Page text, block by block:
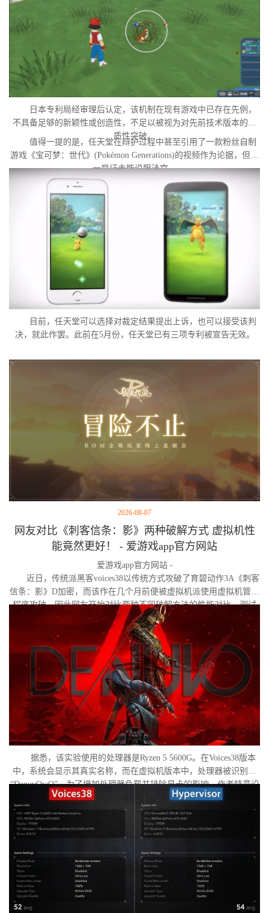
日本专利局经审理后认定，该机制在现有游戏中已存在先例，
不具备足够的新颖性或创造性，不足以被视为对先前技术版本的实
质性突破。
值得一提的是，任天堂在辩护过程中甚至引用了一款粉丝自制
游戏《宝可梦：世代》(Pokémon Generations)的视频作为论据，但这
一举证未能说服法官。
目前，任天堂可以选择对裁定结果提出上诉，也可以接受该判
决，就此作罢。此前在5月份，任天堂已有三项专利被宣告无效。
2026-08-07
网友对比《刺客信条：影》两种破解方式 虚拟机性
能竟然更好！ - 爱游戏app官方网站
爱游戏app官方网站 -
近日，传统派黑客voices38以传统方式攻破了育碧动作3A《刺客
信条：影》D加密，而该作在几个月前便被虚拟机派使用虚拟机管理
程序攻破。因此网友开始对比两种不同破解方法的性能对比。测试
作者决定验证，虚拟机管理程序是否真的会像许多玩家认为的那
样，导致明显的帧数下降。
据悉，该实验使用的处理器是Ryzen 5 5600G。在Voices38版本
中，系统会显示其真实名称，而在虚拟机版本中，处理器被识别为
“DenuvOwO”。为了增加处理器负载并排除显卡的影响，作者特意设
置了低分辨率，并将所有图形设置调至“极低”模式。两项测试均在相
同条件下进行：内存完整性和基于虚拟化的安全性（VBS）均已关
闭，并且两轮测试之间电脑甚至没有重启。